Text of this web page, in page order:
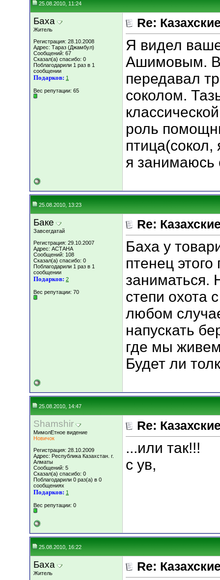
25.08.2010, 11:24
Баха
Житель
Регистрация: 28.10.2008
Адрес: Тараз (Джамбул)
Сообщений: 67
Сказал(а) спасибо: 0
Поблагодарили 1 раз в 1
сообщении
Подарков: 1
Вес репутации: 65
Re:
Я видел
Ашимовым. В
передавал
соколом.
роль
я
25.08.2010, 13:23
Баке
Завсегдатай
Регистрация: 29.10.2007
Адрес: АСТАНА
Сообщений: 108
Сказал(а) спасибо: 0
Поблагодарили 1 раз в 1
сообщении
Подарков: 2
Вес репутации: 70
Re:
Баха у
птенец
заниматься.
степи охота
любом
напускать
где мы
Будет ли
25.08.2010, 14:47
Shamshir
МимолЕтное видение
Новичок
Регистрация: 28.10.2009
Адрес: Республика Казахстан. г.
Алматы
Сообщений: 5
Сказал(а) спасибо: 0
Поблагодарили 0 раз(а) в 0
сообщениях
Подарков: 1
Вес репутации: 0
Re:
...или так!!!
с ув,
25.08.2010, 16:22
Баха
Житель
Re: